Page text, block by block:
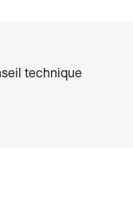
technique